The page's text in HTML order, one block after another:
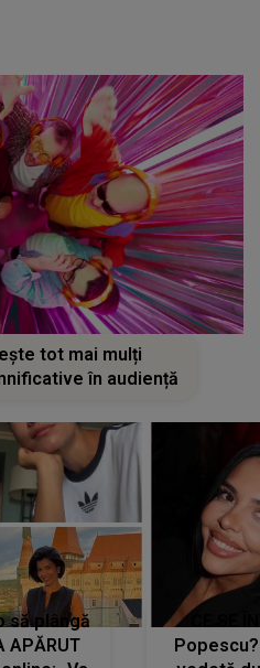
tot mai mulți
în audiență
să plângă
APĂRUT